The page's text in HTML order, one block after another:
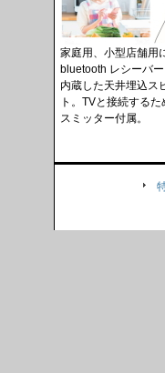
家庭用、小型店舗用
bluetooth レシーバ
内蔵した天井埋込ス
ト。TVと接続する
スミッター付属。